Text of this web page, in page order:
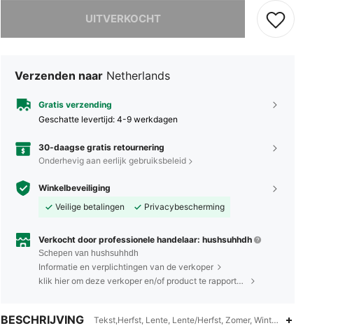
UITVERKOCHT
Verzenden naar Netherlands
Gratis verzending
Geschatte levertijd: 4-9 werkdagen
30-daagse gratis retournering
Onderhevig aan eerlijk gebruiksbeleid
Winkelbeveiliging
Veilige betalingen
Privacybescherming
Verkocht door professionele handelaar: hushsuhhdh
Schepen van hushsuhhdh
Informatie en verplichtingen van de verkoper
klik hier om deze verkoper en/of product te rapporteren.
BESCHRIJVING Tekst,Herfst, Lente, Lente/Herfst, Zomer, Winter, Alle